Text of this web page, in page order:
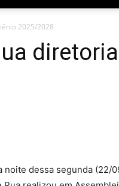
2025/2028
noite dessa segunda (22/